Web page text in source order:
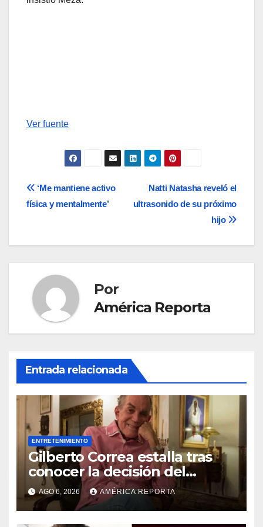
Ver fuente
Navegación
entradas
Natti Natasha reveló el
ultrasonido de su próximo
hijo
‘Me mantiene activo
física y mentalmente’
Por
América Reporta
Entrada relacionada
ENTRETENIMIENTO
Gilberto Correa estalla tras
conocer la decisión del
tribunal en su caso
AGO 6, 2026 AMÉRICA REPORTA